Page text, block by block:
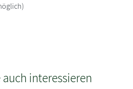
interessieren